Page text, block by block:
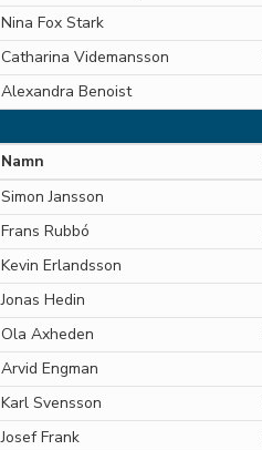
Nina Fox Stark
Catharina Videmansson
Alexandra Benoist
Namn
Simon Jansson
Frans Rubbó
Kevin Erlandsson
Jonas Hedin
Ola Axheden
Arvid Engman
Karl Svensson
Josef Frank